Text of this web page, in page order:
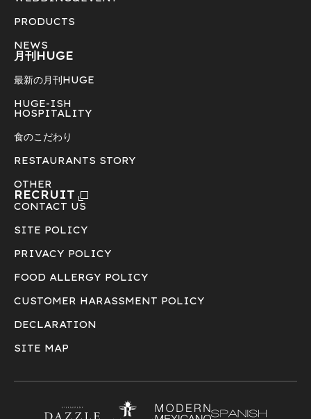
PRODUCTS
NEWS
月刊HUGE
最新の月刊HUGE
HUGE-ISH
HOSPITALITY
食のこだわり
RESTAURANTS STORY
OTHER
RECRUIT
CONTACT US
SITE POLICY
PRIVACY POLICY
FOOD ALLERGY POLICY
CUSTOMER HARASSMENT POLICY
DECLARATION
SITE MAP